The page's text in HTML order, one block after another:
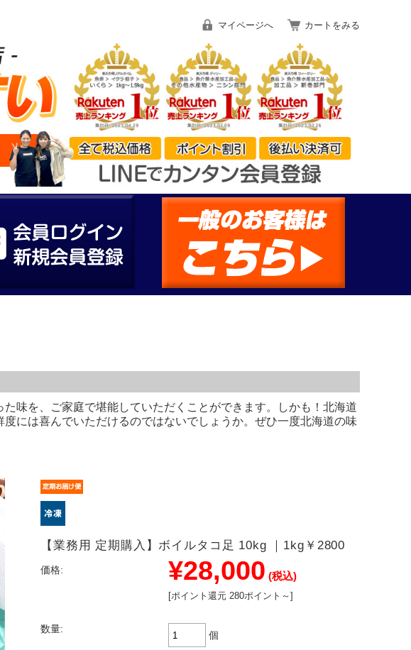
マイページへ カートをみる
【業務用 定期購入】ボイルタコ足 10kg ｜1kg￥2800
価格: ¥28,000 (税込)
[ポイント還元 280ポイント～]
数量:
個
味を、ご家庭で堪能していただくことができます。しかも！北海道
には喜んでいただけるのではないでしょうか。ぜひ一度北海道の味